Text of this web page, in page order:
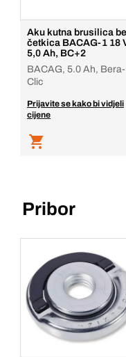
Aku kutna brusilica
četkica BACAG-1 18
5,0 Ah, BC+2
BACAG, 5.0 Ah, Bera-
Clic
Prijavite se kako bi vidjeli
cijene
Pribor